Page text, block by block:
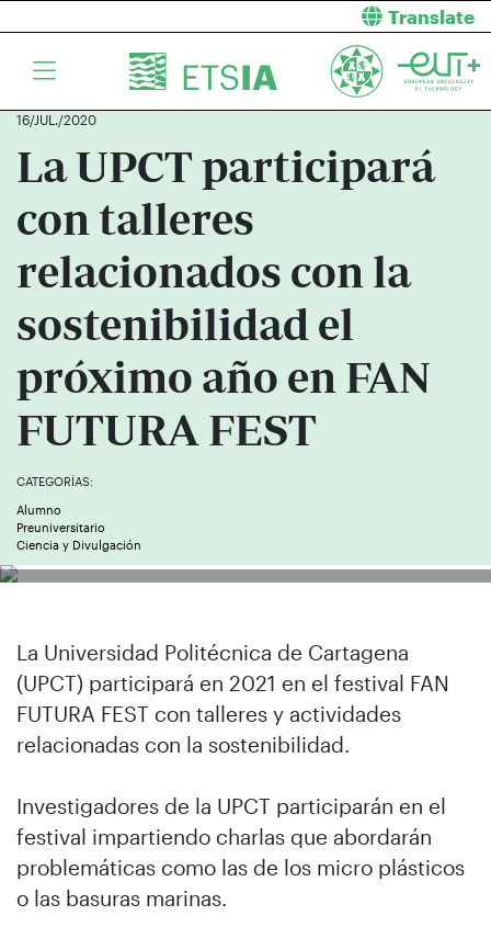
Translate
16/JUL./2020
La UPCT participará
con talleres
relacionados con la
sostenibilidad el
próximo año en FAN
FUTURA FEST
CATEGORÍAS:
Alumno
Preuniversitario
Ciencia y Divulgación
La Universidad Politécnica de Cartagena
(UPCT) participará en 2021 en el festival FAN
FUTURA FEST con talleres y actividades
relacionadas con la sostenibilidad.
Investigadores de la UPCT participarán en el
festival impartiendo charlas que abordarán
problemáticas como las de los micro plásticos
o las basuras marinas.